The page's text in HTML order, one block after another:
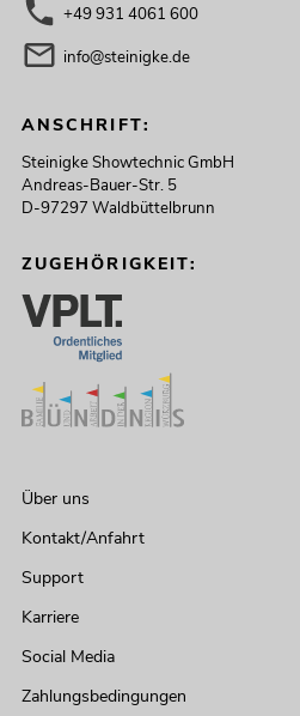
+49 931 4061 600
info@steinigke.de
ANSCHRIFT:
Steinigke Showtechnic GmbH
Andreas-Bauer-Str. 5
D-97297 Waldbüttelbrunn
ZUGEHÖRIGKEIT:
Über uns
Kontakt/Anfahrt
Support
Karriere
Social Media
Zahlungsbedingungen